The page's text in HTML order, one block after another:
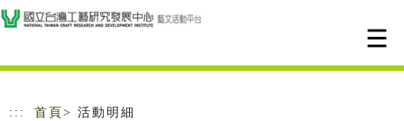
跳到主要內容
網站導覽
::: 首頁 > 活動明細